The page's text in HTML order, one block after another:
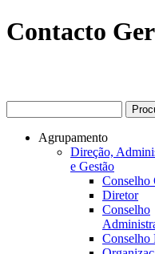
Contacto
Formulário de
Agrupamento
Direção,
e Gestão
Conselho
Diretor
Conselho
Conselho